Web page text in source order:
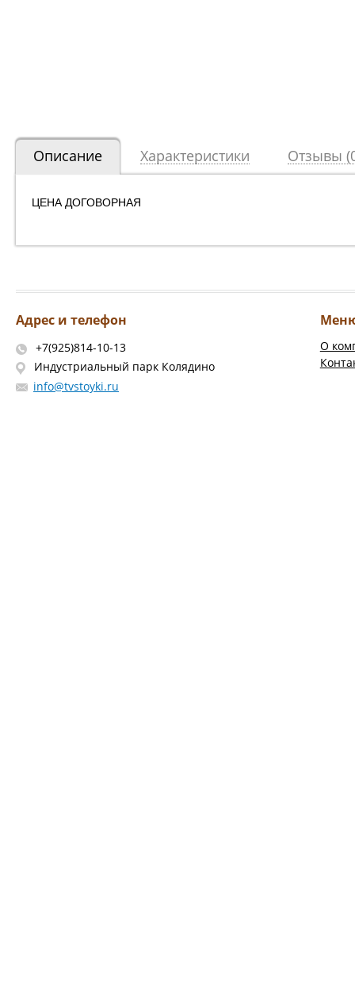
Описание Характеристики Отзывы
ЦЕНА ДОГОВОРНАЯ
Адрес и телефон
+7(925)814-10-13
Индустриальный парк Колядино
info@tvstoyki.ru
О